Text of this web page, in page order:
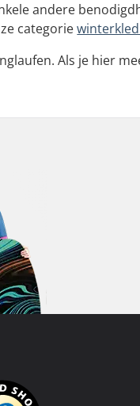
andere
categorie
Als je hier